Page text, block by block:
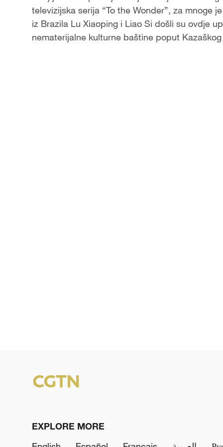
a
y
televizijska serija “To the Wonder”, za mnoge
iz Brazila Lu Xiaoping i Liao Si došli su ovdje
nematerijalne kulturne baštine poput
EXPLORE MORE